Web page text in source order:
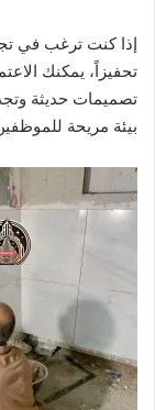
إذا كنت ترغب في
تحفيزاً، يمكنك
تصميمات حديثة
بيئة مريحة